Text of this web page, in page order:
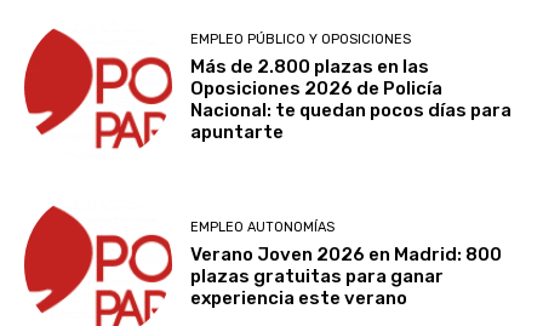
EMPLEO PÚBLICO Y OPOSICIONES
Más de 2.800 plazas en las
Oposiciones 2026 de Policía
Nacional: te quedan pocos días para
apuntarte
EMPLEO AUTONOMÍAS
Verano Joven 2026 en Madrid: 800
plazas gratuitas para ganar
experiencia este verano